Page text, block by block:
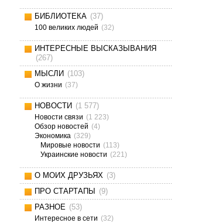
БИБЛИОТЕКА (37)
100 великих людей (32)
ИНТЕРЕСНЫЕ ВЫСКАЗЫВАНИЯ
(267)
МЫСЛИ (103)
О жизни (37)
НОВОСТИ (1 577)
Новости связи (1 223)
Обзор новостей (4)
Экономика (329)
Мировые новости (113)
Украинские новости (221)
О МОИХ ДРУЗЬЯХ (3)
ПРО СТАРТАПЫ
(9)
РАЗНОЕ (53)
Интересное в сети (32)